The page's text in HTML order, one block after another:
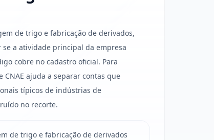
de trigo e fabricação de derivados,
a atividade principal da empresa
cobre no cadastro oficial. Para
CNAE ajuda a separar contas que
típicos de indústrias de
no recorte.
de trigo e fabricação de derivados